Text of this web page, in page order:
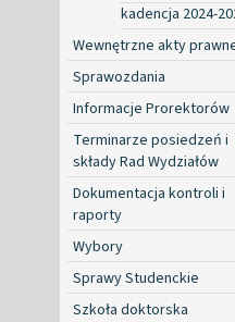
kadencja 2024-
Wewnętrzne akty
Sprawozdania
Informacje Prorektorów
Terminarze posiedzeń i
składy Rad Wydziałów
Dokumentacja kontroli i
raporty
Wybory
Sprawy Studenckie
Szkoła doktorska